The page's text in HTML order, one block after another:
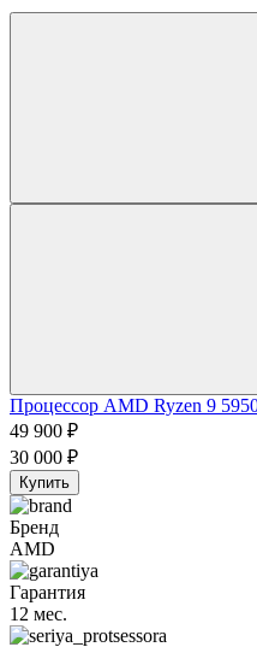
Процессор AMD Ryzen 9
49 900 ₽
30 000 ₽
Купить
Бренд
AMD
Гарантия
12 мес.